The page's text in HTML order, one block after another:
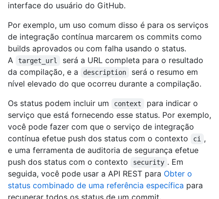
interface do usuário do GitHub.
Por exemplo, um uso comum disso é para os serviços
de integração contínua marcarem os commits como
builds aprovados ou com falha usando o status.
A
target_url
será a URL completa para o resultado
da compilação, e a
description
será o resumo em
nível elevado do que ocorreu durante a compilação.
Os status podem incluir um
context
para indicar o
serviço que está fornecendo esse status. Por exemplo,
você pode fazer com que o serviço de integração
contínua efetue push dos status com o contexto
ci
,
e uma ferramenta de auditoria de segurança efetue
push dos status com o contexto
security . Em
seguida, você pode usar a API REST para Obter o
status combinado de uma referência específica para